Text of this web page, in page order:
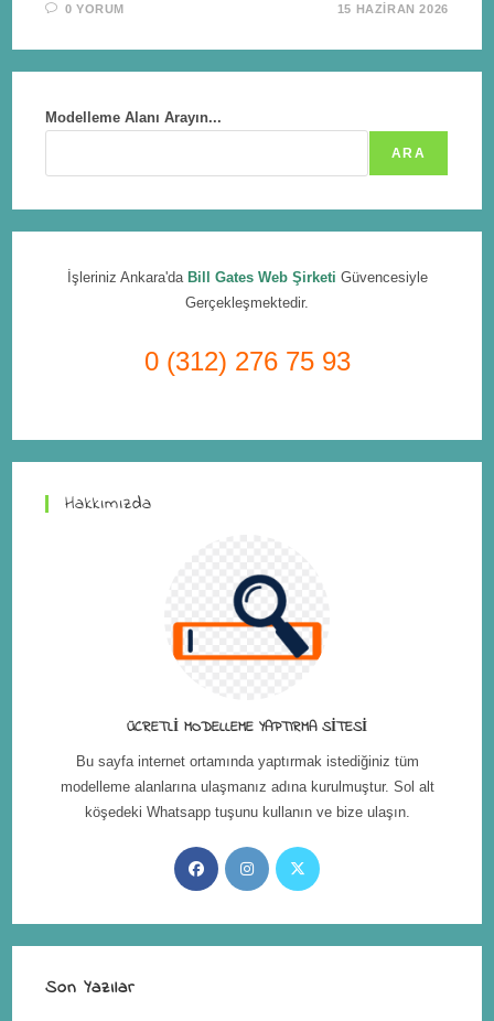
0 YORUM 15 HAZIRAN 2026
Modelleme Alanı Arayın...
ARA
İşleriniz Ankara'da Bill Gates Web Şirketi Güvencesiyle
Gerçekleşmektedir.
0 (312) 276 75 93
Hakkımızda
ÜCRETLI MODELLEME YAPTIRMA SITESI
Bu sayfa internet ortamında yaptırmak istediğiniz tüm
modelleme alanlarına ulaşmanız adına kurulmuştur. Sol alt
köşedeki Whatsapp tuşunu kullanın ve bize ulaşın.
Son Yazılar